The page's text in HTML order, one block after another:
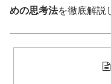
めの思考法を徹底解説